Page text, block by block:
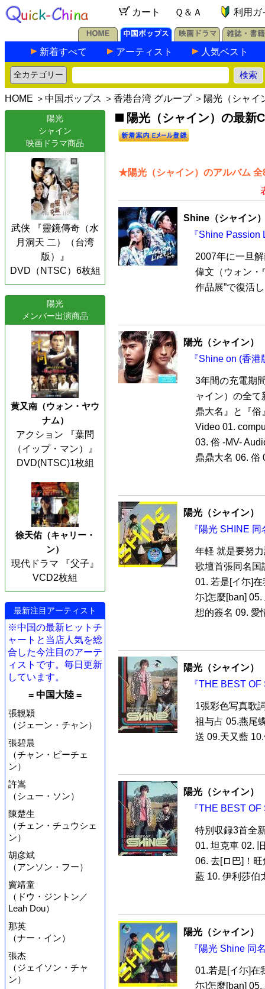
カート Ｑ＆Ａ 利用ガ
新着すべて アーティスト 人気ベスト
HOME ＞ 中国ポップス ＞ 香港台湾 グループ＞陽光（シャイ
陽光
シャイン
映画ドラマ商品
武侠 『靈鏡傳奇（水
月洞天 二）（台湾
版）』
DVD（NTSC）6枚組
陽光
メンバー出演商品
黄又南（ウォン・ヤウ
ナム）
アクション 『葉問
（イップ・マン）』
DVD(NTSC)1枚組
徐天佑（キャリー・
ン）
現代ドラマ 『父子』
VCD2枚組
最新注目アーティスト
※中国の最新ヒットチ
ャートと当店人気を総
合した今注目のアーテ
ィストです。毎日更新
しています。
= 中国大陸 =
張靚穎
（ジェーン・チャン）
張碧晨
（チャン・ビーチェ
ン）
許嵩
（シュー・ソン）
陳楚生
（チェン・チュウシェ
ン）
胡彦斌
（アンソン・フー）
竇靖童
（ドウ・ジントン／
Leah Dou）
那英
（ナー・イン）
張杰
（ジェイソン・チャ
ン）
陽光（シャイン）の最新
★陽光（シャイン）のアルバム 全
Shine（シャイン
『Shine
2007年に一旦
偉文（ウォン・
作品展”で復活
陽光（シャイン）
『Shine on (香
3年間の充電期
ャイン）の全
鼎大名』と『俗
Video 01.
03. 俗 -MV-
鼎鼎大名 06. 俗
陽光（シャイン）
『陽光 SHINE
年軽 就是要努
歌壇首張同名国
01. 若是[イ尓]
尓]怎麼[ban]
想的簽名 09. 愛
陽光（シャイン）
『THE BEST
1張彩色写真歌
祖与占 05.燕尾
送 09.天又藍
陽光（シャイン）
『THE BEST
特別収録3首全
01. 坦克車 02.
06. 去[ロ巴]！
藍 10. 伊利莎伯
陽光（シャイン）
『陽光 Shine 同
01.若是[イ尓]在
尓]怎麼[ban]